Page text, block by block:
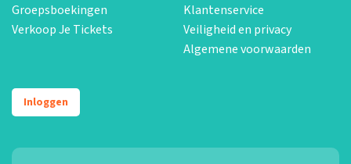
Groepsboekingen
Verkoop Je Tickets
Klantenservice
Veiligheid en privacy
Algemene voorwaarden
Inloggen